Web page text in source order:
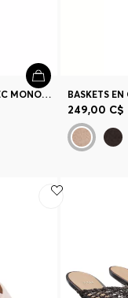
SANDALES EN DAIM AVEC MONOGRAMME DOUBLE B
249,00 C$